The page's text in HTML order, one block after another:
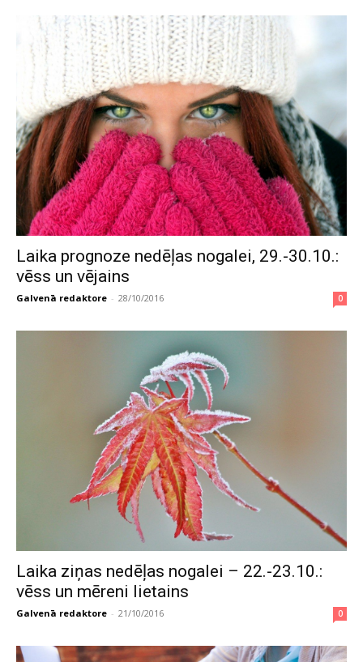
Laika prognoze nedēļas nogalei, 29.-30.10.:
vēss un vējains
Galvenā redaktore - 28/10/2016 0
Laika ziņas nedēļas nogalei – 22.-23.10.:
vēss un mēreni lietains
Galvenā redaktore - 21/10/2016 0